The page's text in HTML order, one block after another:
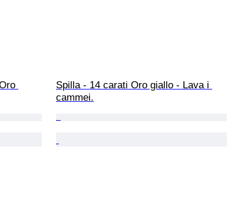
Spilla - 14 carati Oro giallo - Lava i
cammei.